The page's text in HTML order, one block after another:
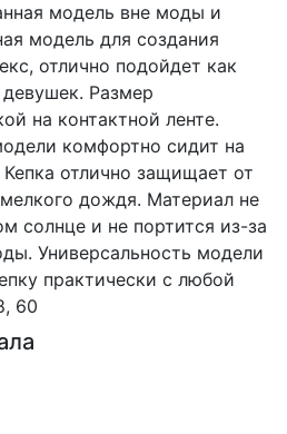
модель вне моды и
модель для создания
отлично подойдет как
Размер
на контактной ленте.
комфортно сидит на
отлично защищает от
дождя. Материал не
солнце и не портится из-за
Универсальность модели
практически с любой
60